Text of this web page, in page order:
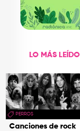
LO MÁS LEÍDO
PERROS
Canciones de rock